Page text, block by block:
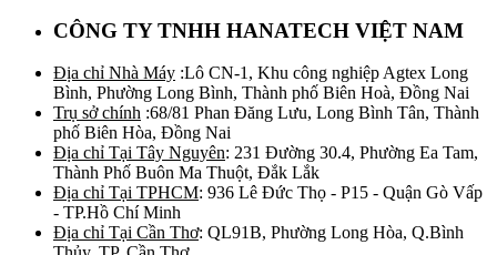
CÔNG TY TNHH HANATECH VIỆT NAM
Địa chỉ Nhà Máy :Lô CN-1, Khu công nghiệp Agtex Long
Bình, Phường Long Bình, Thành phố Biên Hoà, Đồng Nai
Trụ sở chính :68/81 Phan Đăng Lưu, Long Bình Tân, Thành
phố Biên Hòa, Đồng Nai
Địa chỉ Tại Tây Nguyên: 231 Đường 30.4, Phường Ea Tam,
Thành Phố Buôn Ma Thuột, Đắk Lắk
Địa chỉ Tại TPHCM: 936 Lê Đức Thọ - P15 - Quận Gò Vấp
- TP.Hồ Chí Minh
Địa chỉ Tại Cần Thơ: QL91B, Phường Long Hòa, Q.Bình